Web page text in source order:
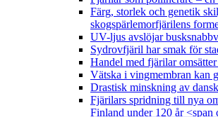
Färg, storlek och genetik
skogspärlemorfjärilens
UV-ljus avslöjar
Sydrovfjäril har smak för
Handel med fjärilar
Vätska i vingmembran kan
Drastisk minskning av
Fjärilars spridning till nya
Finland under 120 år <span